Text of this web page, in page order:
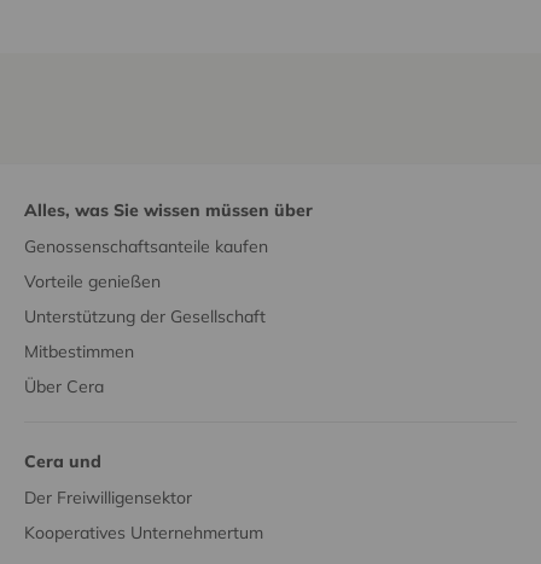
Alles, was Sie wissen müssen über
Genossenschaftsanteile kaufen
Vorteile genießen
Unterstützung der Gesellschaft
Mitbestimmen
Über Cera
Cera und
Der Freiwilligensektor
Kooperatives Unternehmertum